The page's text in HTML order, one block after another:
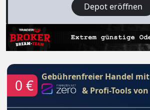
Depot eröffnen
0 €
Gebührenfreier Handel mit
& Profi-Tools von